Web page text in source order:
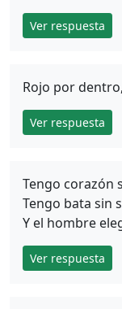
Ver respuesta
Rojo por
Ver respuesta
Tengo corazón
Tengo bata sin
Y el hombre
Ver respuesta